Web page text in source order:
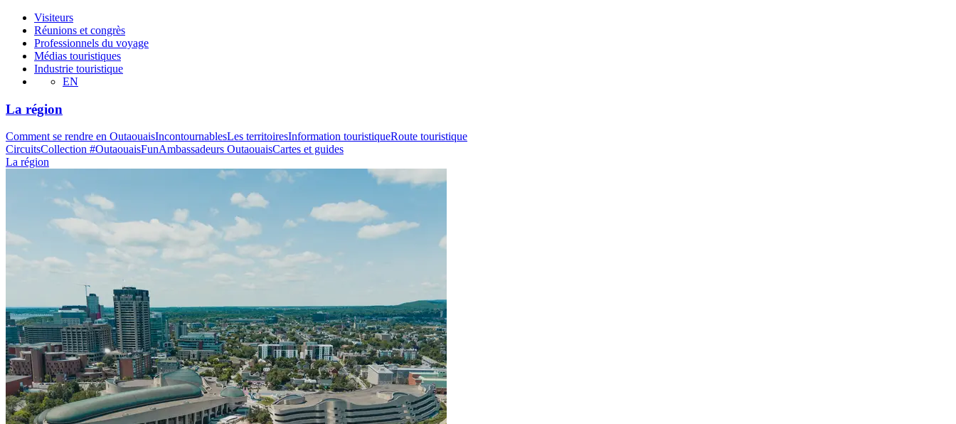
Visiteurs
Réunions et congrès
Professionnels du voyage
Médias touristiques
Industrie touristique
EN
La région
Comment se rendre en OutaouaisIncontournablesLes territoiresInformation touristiqueRoute touristique
CircuitsCollection #OutaouaisFunAmbassadeurs OutaouaisCartes et guides
La région